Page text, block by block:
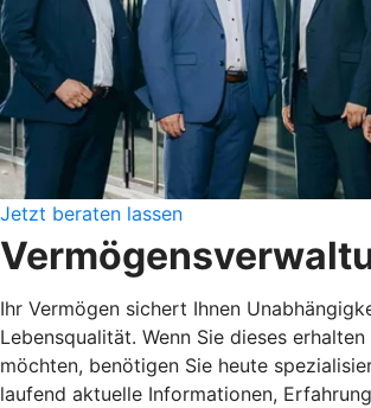
Jetzt beraten lassen
Ihr Vermögen sichert Ihnen
Lebensqualität. Wenn Sie dieses
möchten, benötigen Sie heute
laufend aktuelle Informationen,